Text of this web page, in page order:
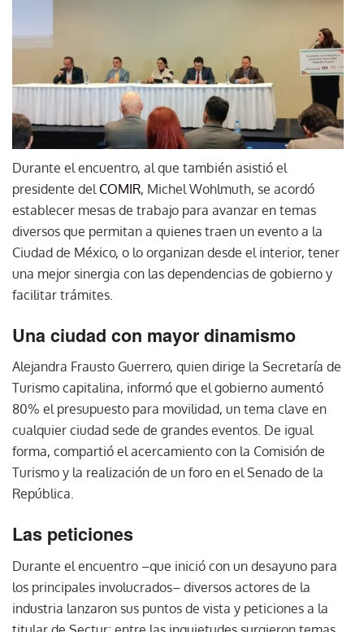
Durante el encuentro, al que también asistió el
presidente del COMIR, Michel Wohlmuth­, se acordó
establecer mesas de trabajo para avanzar en temas
diversos que permitan a quienes traen un evento a la
Ciudad de México, o lo organizan desde el interior, tener
una mejor sinergia con las dependencias de gobierno y
facilitar trámites.
Una ciudad con mayor dinamismo
Alejandra Frausto Guerrero, quien dirige la Secretaría de
Turismo capitalina, informó que el gobierno aumentó
80% el presupuesto para movilidad, un tema clave en
cualquier ciudad sede de grandes eventos. De igual
forma, compartió el acercamiento con la Comisión de
Turismo y la realización de un foro en el Senado de la
República.
Las peticiones
Durante el encuentro –que inició con un desayuno para
los principales involucrados– diversos actores de la
industria lanzaron sus puntos de vista y peticiones a la